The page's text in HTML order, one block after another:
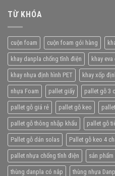
TỪ KHÓA
cuộn foam cuộn foam gói hàng
khay danpla chống tĩnh điện khay
khay nhựa định hình PET khay xốp
nhựa Foam pallet giấy pallet gỗ 3
pallet gỗ giá rẻ pallet gỗ keo
pallet gỗ thông nhập khẩu pallet gỗ
Pallet gỗ dán solas Pallet gỗ keo 4
pallet nhựa chống tĩnh điện sản
thùng danpla có nắp thùng nhựa